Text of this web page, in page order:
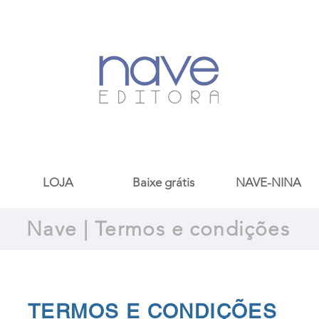
LOJA Baixe grátis NAVE-NINA
Nave | Termos e condições
TERMOS E CONDIÇÕES